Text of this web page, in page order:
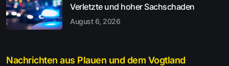
Verletzte und hoher Sachschaden
August 6, 2026
Nachrichten aus Plauen und dem Vogtland